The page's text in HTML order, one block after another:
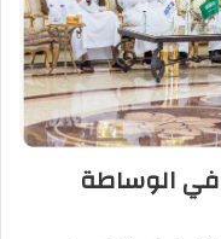
وشابة في الوساطة